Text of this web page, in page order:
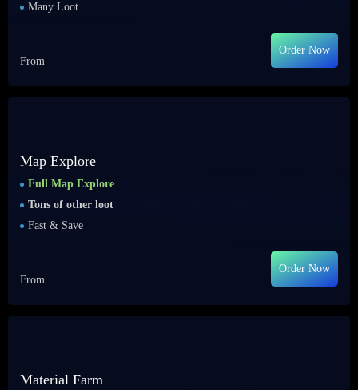
Many Loot
From
Order Now
Map Explore
Full Map Explore
Tons of other loot
Fast & Save
From
Order Now
Material Farm